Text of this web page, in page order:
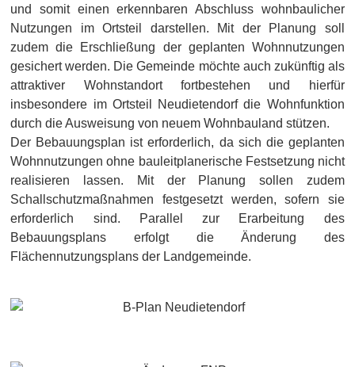
und somit einen erkennbaren Abschluss wohnbaulicher
Nutzungen im Ortsteil darstellen. Mit der Planung soll
zudem die Erschließung der geplanten Wohnnutzungen
gesichert werden. Die Gemeinde möchte auch zukünftig als
attraktiver Wohnstandort fortbestehen und hierfür
insbesondere im Ortsteil Neudietendorf die Wohnfunktion
durch die Ausweisung von neuem Wohnbauland stützen.
Der Bebauungsplan ist erforderlich, da sich die geplanten
Wohnnutzungen ohne bauleitplanerische Festsetzung nicht
realisieren lassen. Mit der Planung sollen zudem
Schallschutzmaßnahmen festgesetzt werden, sofern sie
erforderlich sind. Parallel zur Erarbeitung des
Bebauungsplans erfolgt die Änderung des
Flächennutzungsplans der Landgemeinde.